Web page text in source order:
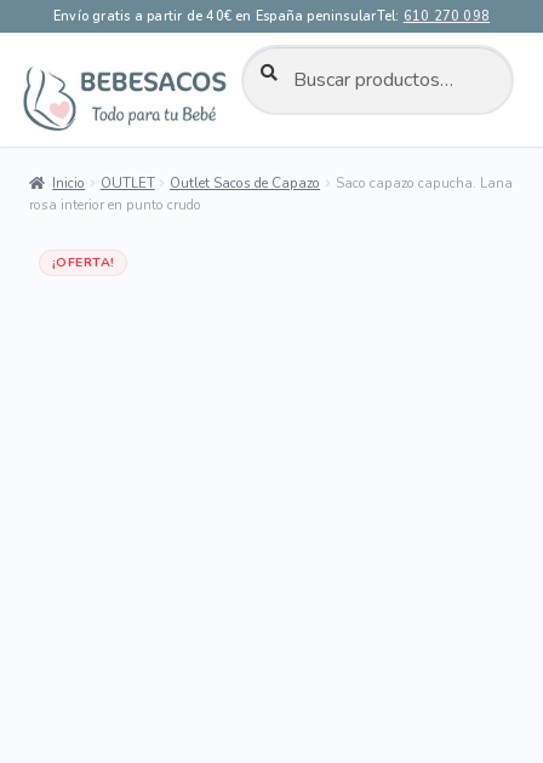
Envío gratis a partir de 40€ en España peninsularTel: 610 270 098
navegación
Buscar
por:
BUSCAR
Inicio OUTLET Outlet Sacos de Capazo
Saco capazo capucha. Lana
rosa interior en punto crudo
¡OFERTA!
Dto 50%